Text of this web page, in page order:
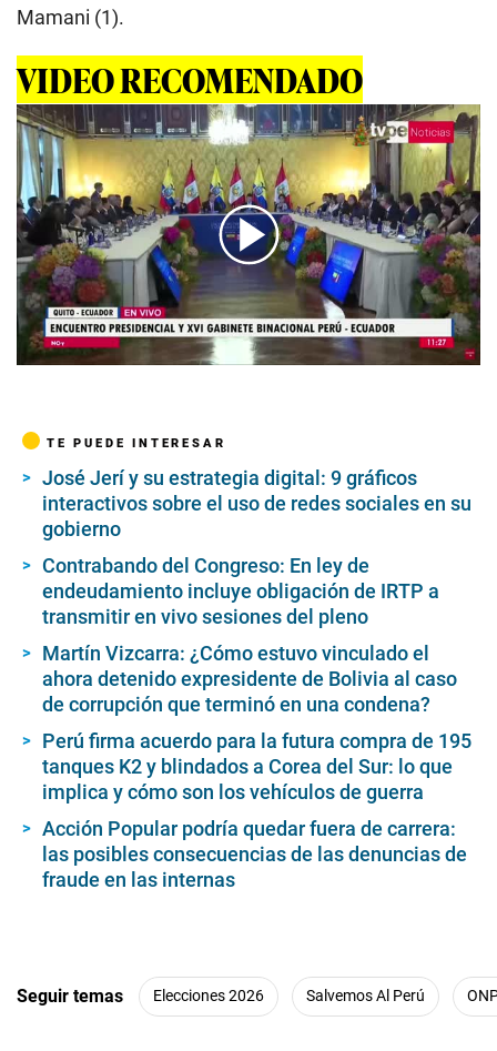
Mamani (1).
VIDEO RECOMENDADO
00:00 04:25
TE PUEDE INTERESAR
José Jerí y su estrategia digital: 9 gráficos
interactivos sobre el uso de redes sociales en su
gobierno
Contrabando del Congreso: En ley de
endeudamiento incluye obligación de IRTP a
transmitir en vivo sesiones del pleno
Martín Vizcarra: ¿Cómo estuvo vinculado el
ahora detenido expresidente de Bolivia al caso
de corrupción que terminó en una condena?
Perú firma acuerdo para la futura compra de 195
tanques K2 y blindados a Corea del Sur: lo que
implica y cómo son los vehículos de guerra
Acción Popular podría quedar fuera de carrera:
las posibles consecuencias de las denuncias de
fraude en las internas
Seguir temas Elecciones 2026 Salvemos Al Perú